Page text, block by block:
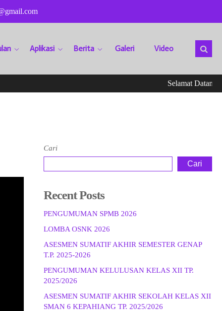
Aplikasi Berita Galeri Video
Selamat Datang
Cari
Cari
Recent Posts
PENGUMUMAN SPMB 2026
LOMBA OSNK 2026
ASESMEN SUMATIF AKHIR SEMESTER GENAP
T.P. 2025-2026
PENGUMUMAN KELULUSAN KELAS XII TP.
2025/2026
ASESMEN SUMATIF AKHIR SEKOLAH KELAS XII
SMAN 6 KEPAHIANG TP. 2025/2026